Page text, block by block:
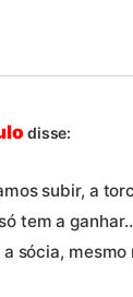
disse:
subir, a
tem a
sócia, mesmo